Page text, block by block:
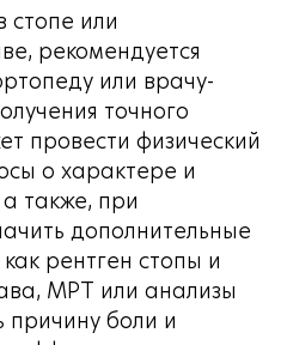
стопе или
рекомендуется
или врачу-
точного
провести физический
о характере и
также, при
дополнительные
рентген стопы и
МРТ или анализы
причину боли и